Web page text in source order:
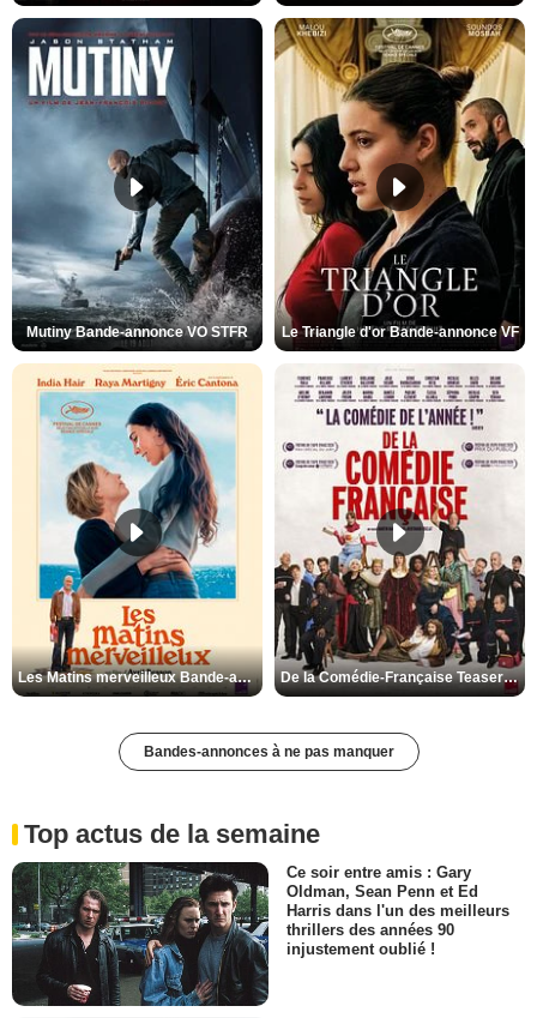
Mutiny Bande-annonce VO STFR Le Triangle d'or Bande-annonce VF
Les Matins merveilleux Bande-annonce VF De la Comédie-Française Teaser VF
Bandes-annonces à ne pas manquer
Top actus de la semaine
Ce soir entre amis : Gary
Oldman, Sean Penn et Ed
Harris dans l'un des meilleurs
thrillers des années 90
injustement oublié !